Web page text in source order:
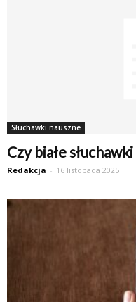
Słuchawki nauszne
Czy białe
Redakcja - 16 listopada 2025